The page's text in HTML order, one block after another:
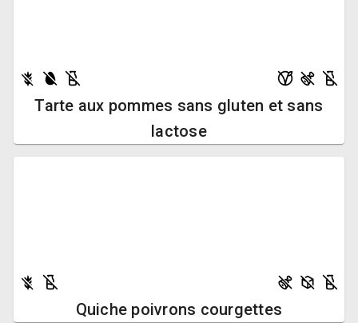
Tarte aux pommes sans gluten et sans
lactose
Quiche poivrons courgettes